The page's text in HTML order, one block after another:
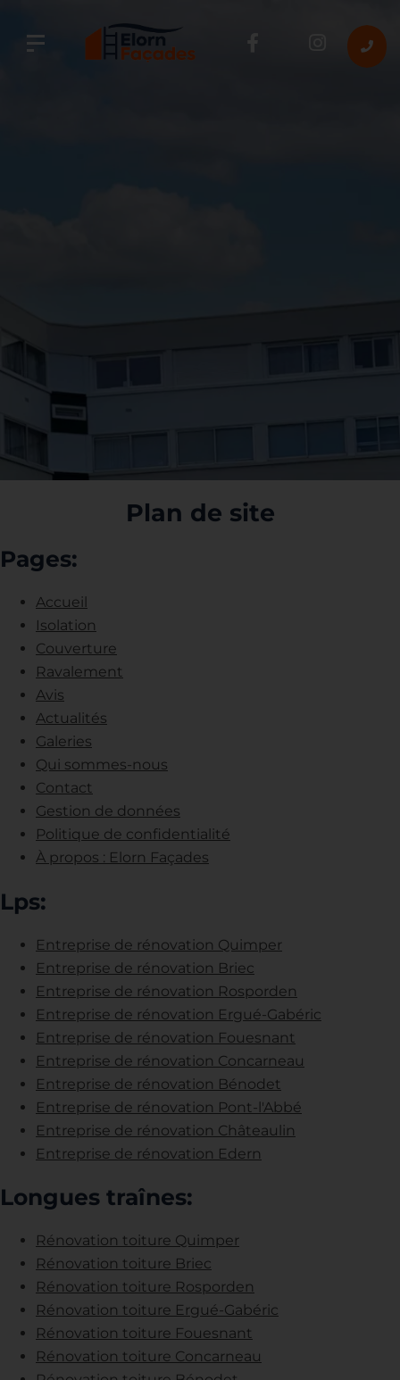
Plan de site
Pages:
Accueil
Isolation
Couverture
Ravalement
Avis
Actualités
Galeries
Qui sommes-nous
Contact
Gestion de données
Politique de confidentialité
À propos : Elorn Façades
Lps:
Entreprise de rénovation Quimper
Entreprise de rénovation Briec
Entreprise de rénovation Rosporden
Entreprise de rénovation Ergué-Gabéric
Entreprise de rénovation Fouesnant
Entreprise de rénovation Concarneau
Entreprise de rénovation Bénodet
Entreprise de rénovation Pont-l'Abbé
Entreprise de rénovation Châteaulin
Entreprise de rénovation Edern
Longues traînes:
Rénovation toiture Quimper
Rénovation toiture Briec
Rénovation toiture Rosporden
Rénovation toiture Ergué-Gabéric
Rénovation toiture Fouesnant
Rénovation toiture Concarneau